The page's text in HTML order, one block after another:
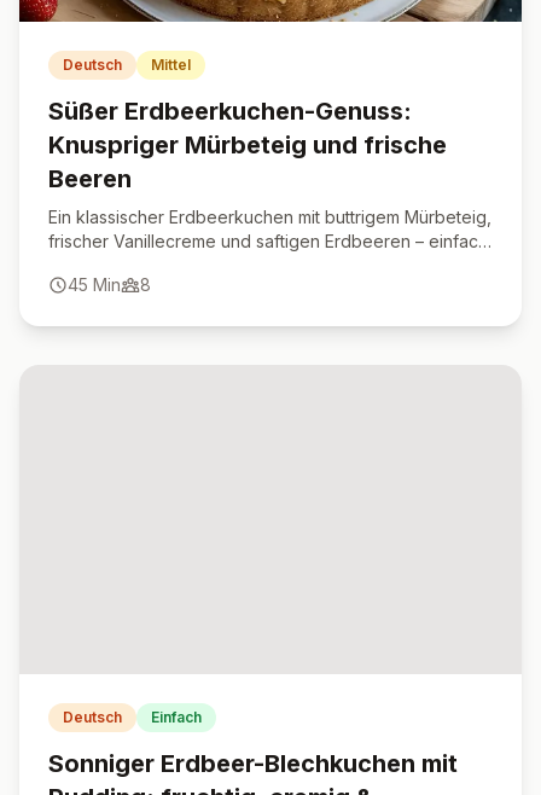
Deutsch Mittel
Süßer Erdbeerkuchen-Genuss:
Knuspriger Mürbeteig und frische
Beeren
Ein klassischer Erdbeerkuchen mit buttrigem Mürbeteig,
frischer Vanillecreme und saftigen Erdbeeren – einfach,
45 Min 8
Deutsch Einfach
Sonniger Erdbeer-Blechkuchen mit